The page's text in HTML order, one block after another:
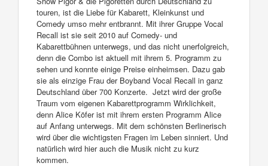
touren, ist die Liebe für Kabarett, Kleinkunst und
Comedy umso mehr entbrannt. Mit ihrer Gruppe Vocal
Recall ist sie seit 2010 auf Comedy- und
Kabarettbühnen unterwegs, und das nicht unerfolgreich,
denn die Combo ist aktuell mit ihrem 5. Programm zu
sehen und konnte einige Preise einheimsen. Dazu gab
sie als einzige Frau der Boyband Vocal Recall in ganz
Deutschland über 700 Konzerte. Jetzt wird der große
Traum vom eigenen Kabarettprogramm Wirklichkeit,
denn Alice Köfer ist mit ihrem ersten Programm Alice
auf Anfang unterwegs. Mit dem schönsten Berlinerisch
wird über die wichtigsten Fragen im Leben sinniert. Und
natürlich wird hier auch die Musik nicht zu kurz
kommen.